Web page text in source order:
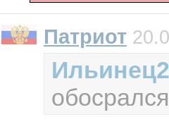
Патриот
обосрался